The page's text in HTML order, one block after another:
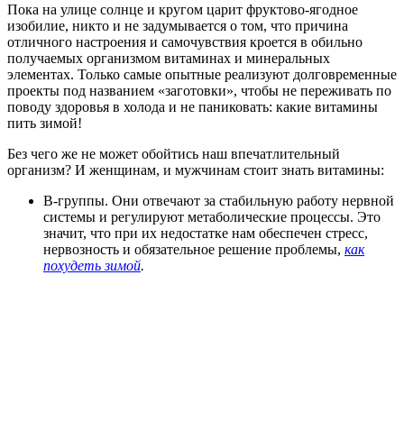
Пока на улице солнце и кругом царит фруктово-ягодное
изобилие, никто и не задумывается о том, что причина
отличного настроения и самочувствия кроется в обильно
получаемых организмом витаминах и минеральных
элементах. Только самые опытные реализуют долговременные
проекты под названием «заготовки», чтобы не переживать по
поводу здоровья в холода и не паниковать: какие витамины
пить зимой!
Без чего же не может обойтись наш впечатлительный
организм? И женщинам, и мужчинам стоит знать витамины:
B-группы. Они отвечают за стабильную работу нервной
системы и регулируют метаболические процессы. Это
значит, что при их недостатке нам обеспечен стресс,
нервозность и обязательное решение проблемы, как
похудеть зимой.